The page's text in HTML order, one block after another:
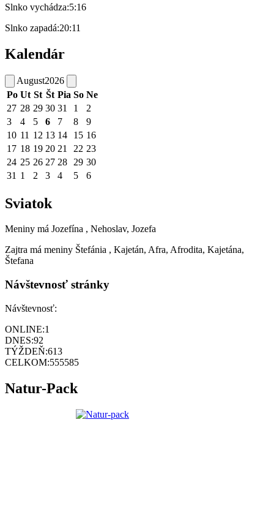
Slnko vychádza:5:16
Slnko zapadá:20:11
Kalendár
August2026
Po Ut St Št Pia So Ne
27 28 29 30 31 1
2
3
4 5 6 7 8
9
10 11 12 13 14 15 16
17 18 19 20 21 22 23
24 25 26 27 28 29 30
31 1 2 3 4 5 6
Sviatok
Meniny má Jozefína , Nehoslav, Jozefa
Zajtra má meniny Štefánia , Kajetán, Afra, Afrodita, Kajetána,
Štefana
Návštevnosť stránky
Návštevnosť:
ONLINE:1
DNES:92
TÝŽDEŇ:613
CELKOM:555585
Natur-Pack